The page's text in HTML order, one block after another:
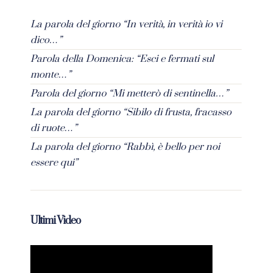
La parola del giorno “In verità, in verità io vi
dico…”
Parola della Domenica: “Esci e fermati sul
monte…”
Parola del giorno “Mi metterò di sentinella…”
La parola del giorno “Sibilo di frusta, fracasso
di ruote…”
La parola del giorno “Rabbì, è bello per noi
essere qui”
Ultimi Video